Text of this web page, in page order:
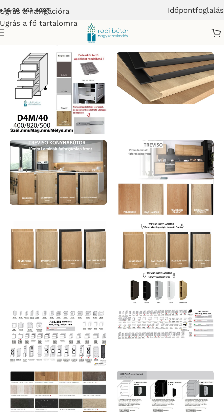
Ugrás a navigációra
Ugrás a fő tartalomra
+36 20 463 4097 Időpontfoglalás
Elemes Konyhabútor/TREVISO ELEMES KONYHABÚTOR